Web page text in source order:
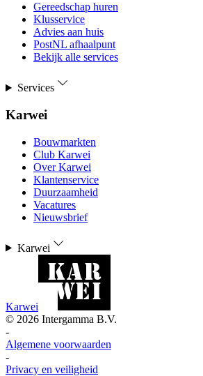
Gereedschap huren
Klusservice
Advies aan huis
PostNL afhaalpunt
Bekijk alle services
Services
Karwei
Bouwmarkten
Club Karwei
Over Karwei
Klantenservice
Duurzaamheid
Vacatures
Nieuwsbrief
Karwei
Karwei
© 2026 Intergamma B.V.
-
Algemene voorwaarden
-
Privacy en veiligheid